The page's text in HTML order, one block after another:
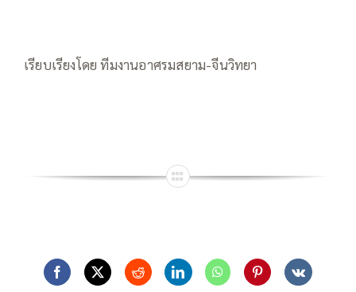
เรียบเรียงโดย ทีมงานอาศรมสยาม-จีนวิทยา